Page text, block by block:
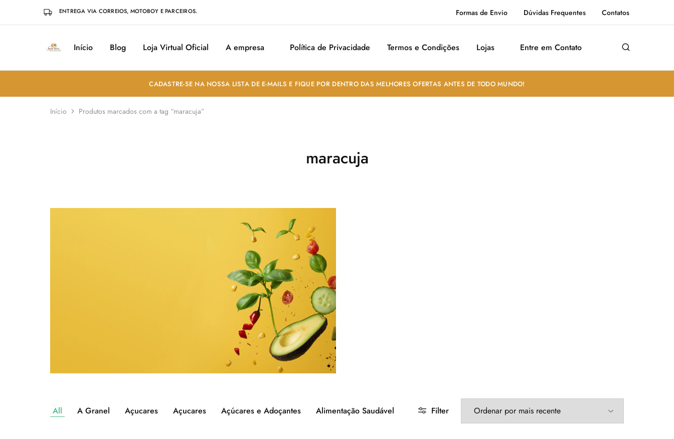
ENTREGA VIA CORREIOS, MOTOBOY E PARCEIROS. Formas de Envio Dúvidas Frequentes Contatos
Sabores
Sua
Temperos
em
João
Pessoa
Início Blog Loja Virtual Oficial A empresa Política de Privacidade Termos e Condições Lojas Entre em Contato
CADASTRE-SE NA NOSSA LISTA DE E-MAILS E FIQUE POR DENTRO DAS MELHORES OFERTAS ANTES DE TODO MUNDO!
Início Produtos marcados com a tag “maracuja”
maracuja
All A Granel Açucares Açucares Açúcares e Adoçantes Alimentação Saudável Filter